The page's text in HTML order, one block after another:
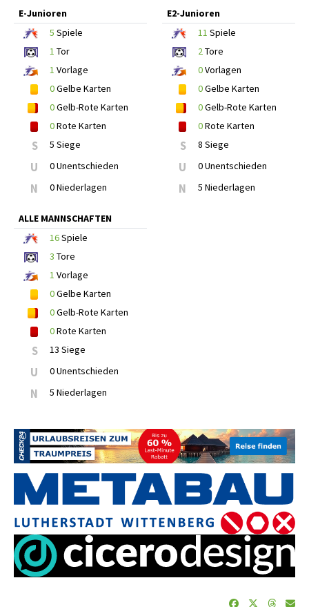
E-Junioren
5 Spiele
1 Tor
1 Vorlage
0Gelbe Karten
0Gelb-Rote Karten
0Rote Karten
S 5 Siege
U 0 Unentschieden
N 0 Niederlagen
E2-Junioren
11 Spiele
2Tore
0Vorlagen
0Gelbe Karten
0Gelb-Rote Karten
0Rote Karten
S 8 Siege
U 0 Unentschieden
N 5 Niederlagen
ALLE MANNSCHAFTEN
16Spiele
3 Tore
1 Vorlage
0Gelbe Karten
0Gelb-Rote Karten
0Rote Karten
S 13 Siege
U 0 Unentschieden
N 5 Niederlagen